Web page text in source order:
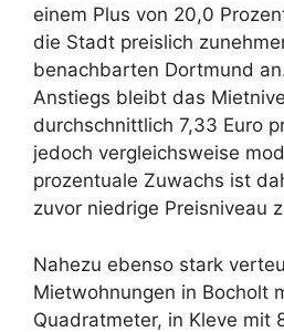
einem Plus von 20,0
die Stadt preislich
benachbarten Dortmund
Anstiegs bleibt das
durchschnittlich 7,33 Euro
jedoch vergleichsweise
prozentuale Zuwachs ist
zuvor niedrige Preisniveau
Nahezu ebenso stark
Mietwohnungen in Bocholt
Quadratmeter, in Kleve mit